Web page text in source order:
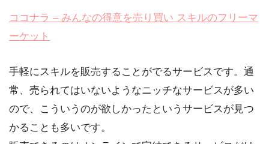
ココナラ – みんなの得意を売り買い スキルのフリーマ
ーケット
手軽にスキルを販売することがでるサービスです。通
常、売られてはいないようなニッチなサービスが多い
ので、こういうのが欲しかったというサービスが見つ
かることも多いです。